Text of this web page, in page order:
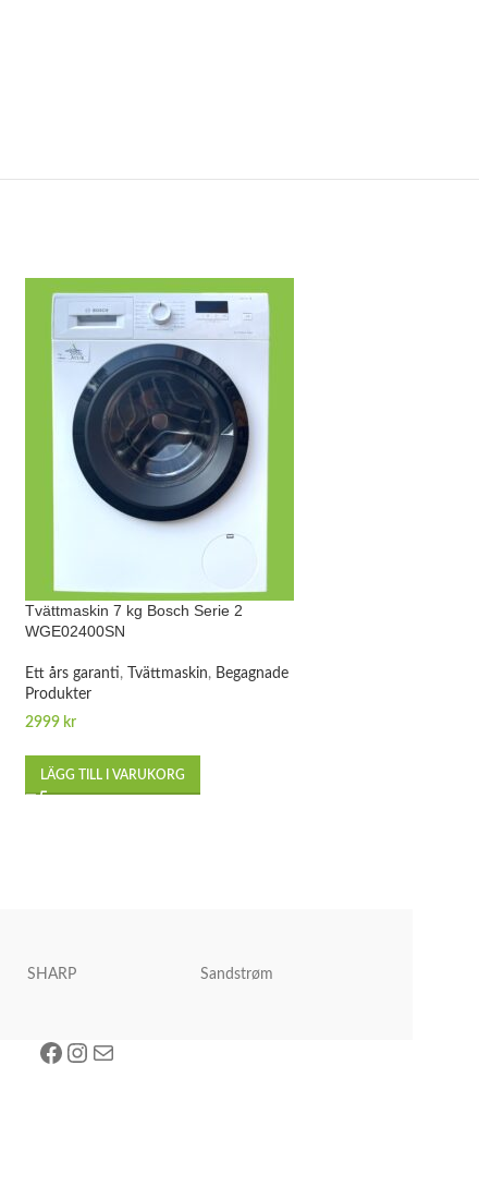
Tvättmaskin 7 kg Bosch Serie 2
WGE02400SN
Ett års garanti, Tvättmaskin, Begagnade
Produkter
2999 kr
LÄGG TILL I VARUKORG
SHARP Sandstrøm